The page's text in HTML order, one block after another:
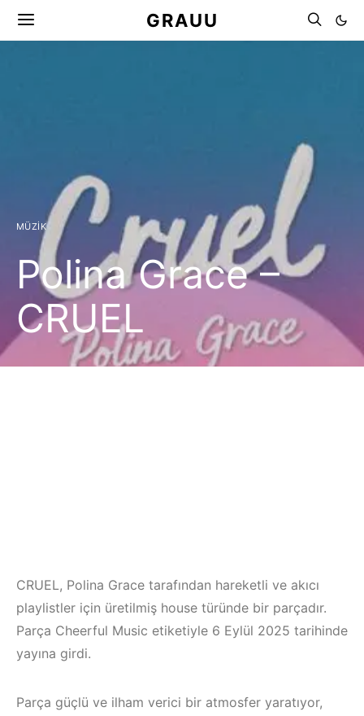
GRAUU
MÜZIK
Polina Grace –
CRUEL
CRUEL, Polina Grace tarafından hareketli ve akıcı
playlistler için üretilmiş house türünde bir parçadır.
Parça Cheerful Music etiketiyle 6 Eylül 2025 tarihinde
yayına girdi.
Parça güçlü ve ilham verici bir atmosfer yaratıyor,